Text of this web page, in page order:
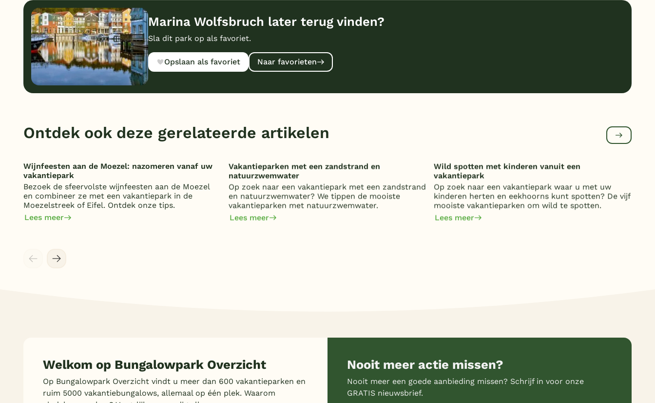
Marina Wolfsbruch later terug vinden?
Sla dit park op als favoriet.
Opslaan als favoriet Naar favorieten
Ontdek ook deze gerelateerde artikelen
Wijnfeesten aan de Moezel: nazomeren vanaf uw
vakantiepark
Bezoek de sfeervolste wijnfeesten aan de Moezel
en combineer ze met een vakantiepark in de
Moezelstreek of Eifel. Ontdek onze tips.
Lees meer
Vakantieparken met een zandstrand en
natuurzwemwater
Op zoek naar een vakantiepark met een zandstrand
en natuurzwemwater? We tippen de mooiste
vakantieparken met natuurzwemwater.
Lees meer
Wild spotten met kinderen vanuit een
vakantiepark
Op zoek naar een vakantiepark waar u met uw
kinderen herten en eekhoorns kunt spotten? De vijf
mooiste vakantieparken om wild te spotten.
Lees meer
Welkom op Bungalowpark Overzicht
Op Bungalowpark Overzicht vindt u meer dan 600 vakantieparken en
ruim 5000 vakantiebungalows, allemaal op één plek. Waarom
Nooit meer actie missen?
Nooit meer een goede aanbieding missen? Schrijf in voor onze
GRATIS nieuwsbrief.